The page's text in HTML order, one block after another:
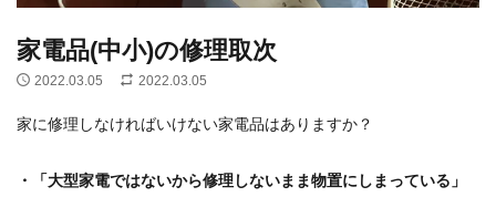
家電品(中小)の修理取次
2022.03.05 2022.03.05
家に修理しなければいけない家電品はありますか？
・「大型家電ではないから修理しないまま物置にしまっている」